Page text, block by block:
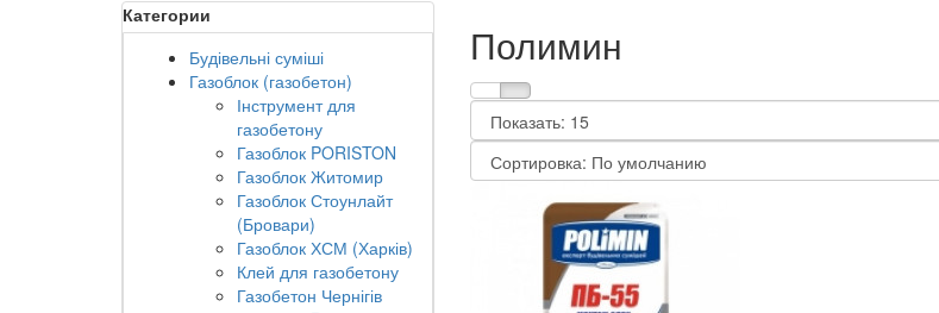
Категории
Будівельні суміші
Газоблок (газобетон)
Інструмент для
газобетону
Газоблок PORISTON
Газоблок Житомир
Газоблок Стоунлайт
(Бровари)
Газоблок ХСМ (Харків)
Клей для газобетону
Газобетон Чернігів
Полимин